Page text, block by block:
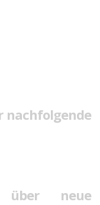
nachfolgende
über neue